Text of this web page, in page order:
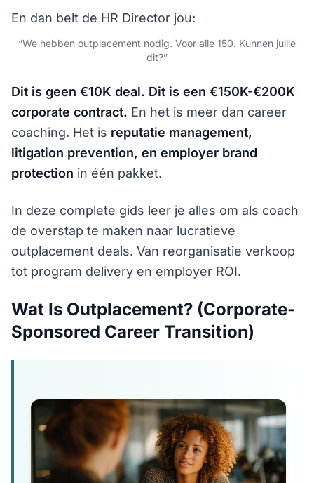
En dan belt de HR Director jou:
“We hebben outplacement nodig. Voor alle 150. Kunnen jullie
dit?”
Dit is geen €10K deal. Dit is een €150K-€200K
corporate contract. En het is meer dan career
coaching. Het is reputatie management,
litigation prevention, en employer brand
protection in één pakket.
In deze complete gids leer je alles om als coach
de overstap te maken naar lucratieve
outplacement deals. Van reorganisatie verkoop
tot program delivery en employer ROI.
Wat Is Outplacement? (Corporate-
Sponsored Career Transition)